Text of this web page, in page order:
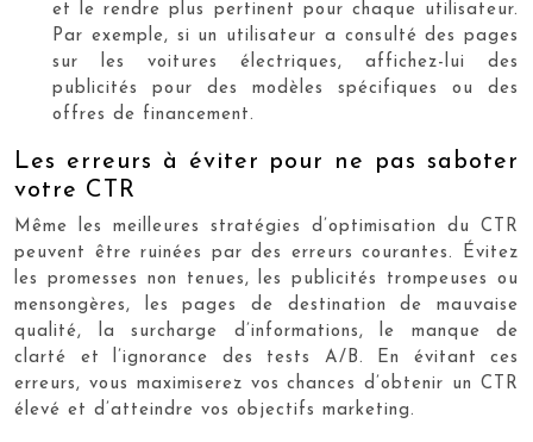
et le rendre plus pertinent pour chaque utilisateur.
Par exemple, si un utilisateur a consulté des pages
sur les voitures électriques, affichez-lui des
publicités pour des modèles spécifiques ou des
offres de financement.
Les erreurs à éviter pour ne pas saboter
votre CTR
Même les meilleures stratégies d’optimisation du CTR
peuvent être ruinées par des erreurs courantes. Évitez
les promesses non tenues, les publicités trompeuses ou
mensongères, les pages de destination de mauvaise
qualité, la surcharge d’informations, le manque de
clarté et l’ignorance des tests A/B. En évitant ces
erreurs, vous maximiserez vos chances d’obtenir un CTR
élevé et d’atteindre vos objectifs marketing.